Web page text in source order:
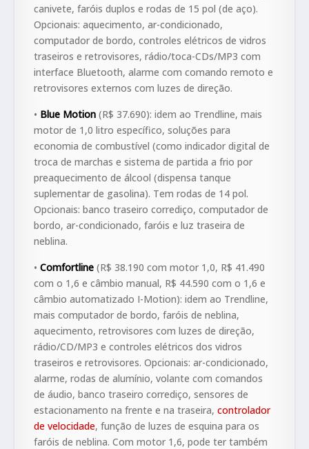
canivete, faróis duplos e rodas de 15 pol (de aço).
Opcionais: aquecimento, ar-condicionado,
computador de bordo, controles elétricos de vidros
traseiros e retrovisores, rádio/toca-CDs/MP3 com
interface Bluetooth, alarme com comando remoto e
retrovisores externos com luzes de direção.
• Blue Motion (R$ 37.690): idem ao Trendline, mais
motor de 1,0 litro específico, soluções para
economia de combustível (como indicador digital de
troca de marchas e sistema de partida a frio por
preaquecimento de álcool (dispensa tanque
suplementar de gasolina). Tem rodas de 14 pol.
Opcionais: banco traseiro corrediço, computador de
bordo, ar-condicionado, faróis e luz traseira de
neblina.
• Comfortline (R$ 38.190 com motor 1,0, R$ 41.490
com o 1,6 e câmbio manual, R$ 44.590 com o 1,6 e
câmbio automatizado I-Motion): idem ao Trendline,
mais computador de bordo, faróis de neblina,
aquecimento, retrovisores com luzes de direção,
rádio/CD/MP3 e controles elétricos dos vidros
traseiros e retrovisores. Opcionais: ar-condicionado,
alarme, rodas de alumínio, volante com comandos
de áudio, banco traseiro corrediço, sensores de
estacionamento na frente e na traseira, controlador
de velocidade, função de luzes de esquina para os
faróis de neblina. Com motor 1,6, pode ter também